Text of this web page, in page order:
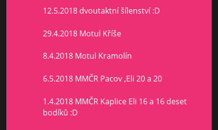
12.5.2018 dvoutaktní šílenství :D
29.4.2018 Motul Kříše
8.4.2018 Motul Kramolín
6.5.2018 MMČR Pacov ,Eli 20 a 20
1.4.2018 MMČR Kaplice Eli 16 a 16 deset
bodíků :D